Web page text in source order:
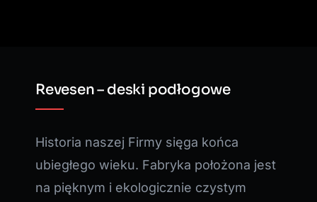
Revesen – deski podłogowe
Historia naszej Firmy sięga końca
ubiegłego wieku. Fabryka położona jest
na pięknym i ekologicznie czystym